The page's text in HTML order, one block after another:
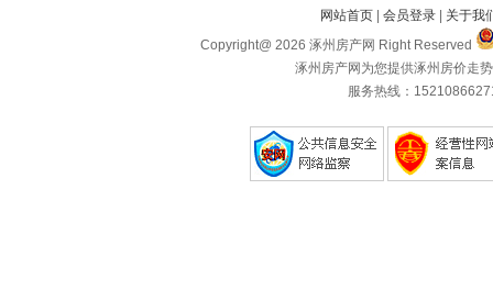
网站首页 会员登录
关于我
Copyright@ 2026 涿州房产网 Right Reserved
涿州房产网为您提供涿州房价走
服务热线：